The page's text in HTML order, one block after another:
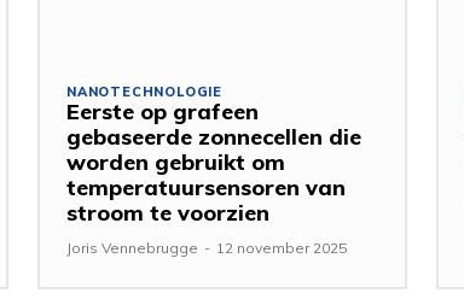
NANOTECHNOLOGIE
Eerste op grafeen
gebaseerde zonnecellen die
worden gebruikt om
temperatuursensoren van
stroom te voorzien
Joris Vennebrugge - 12 november 2025